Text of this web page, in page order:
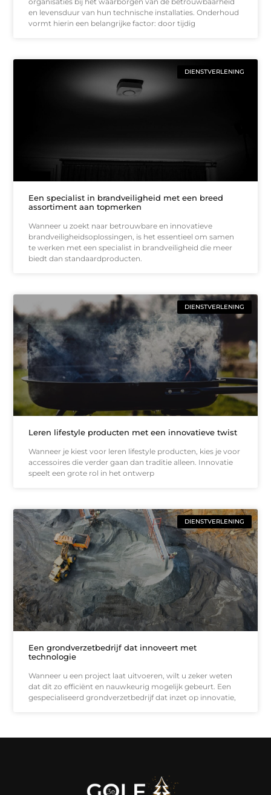
en levensduur van hun technische installaties. Onderhoud
vormt hierin een belangrijke factor: door tijdig
DIENSTVERLENING
Een specialist in brandveiligheid met een breed
assortiment aan topmerken
Wanneer u zoekt naar betrouwbare en innovatieve
brandveiligheidsoplossingen, is het essentieel om samen
te werken met een specialist in brandveiligheid die meer
biedt dan standaardproducten.
DIENSTVERLENING
Leren lifestyle producten met een innovatieve twist
Wanneer je kiest voor leren lifestyle producten, kies je voor
accessoires die verder gaan dan traditie alleen. Innovatie
speelt een grote rol in het ontwerp
DIENSTVERLENING
Een grondverzetbedrijf dat innoveert met
technologie
Wanneer u een project laat uitvoeren, wilt u zeker weten
dat dit zo efficiënt en nauwkeurig mogelijk gebeurt. Een
gespecialiseerd grondverzetbedrijf dat inzet op innovatie,